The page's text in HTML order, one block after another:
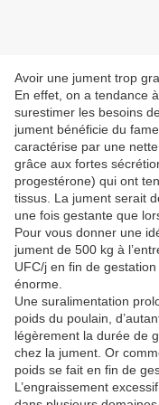
Avoir une jument trop
En effet, on a tendance
surestimer les besoins
jument bénéficie du
caractérise par une
grâce aux fortes
progestérone) qui ont
tissus. La jument serait
une fois gestante que
Pour vous donner une
jument de 500 kg à
UFC/j en fin de
énorme.
Une suralimentation
poids du poulain,
légèrement la durée de
chez la jument. Or
poids se fait en fin de
L’engraissement